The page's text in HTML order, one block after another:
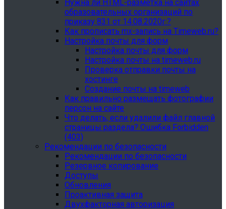
Нужна ли HTML-разметка на сайтах
образовательных организаций по
приказу 831 от 14.08.2020г.?
Как прописать mx-запись на Timeweb.ru?
Настройка почты для форм
Настройка почты для форм
Настройка почты на timeweb.ru
Проверка отправки почты на
хостинге
Создание почты на timeweb
Как правильно размещать фотографии
персон на сайте
Что делать, если удалили файл главной
страницы раздела? Ошибка Forbidden
(403)
Рекомендации по безопасности
Рекомендации по безопасности
Резервное копирование
Доступы
Обновления
Проактивная защита
Двухфакторная авторизация